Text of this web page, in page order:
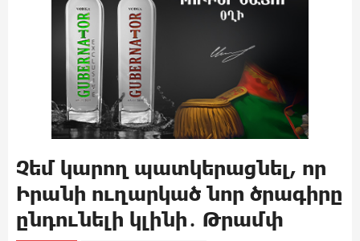
Չեմ կարող պատկերացնել, որ
Իրանի ուղարկած նոր ծրագիրը
ընդունելի կլինի․ Թրամփ